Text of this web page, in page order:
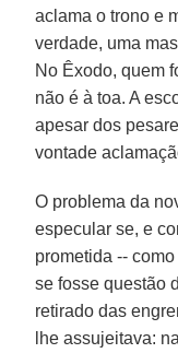
aclama o trono e
verdade, uma
No Êxodo, quem
não é à toa. A
apesar dos
vontade
O problema da
especular se, e
prometida --
se fosse questão
retirado das
lhe assujeitava: